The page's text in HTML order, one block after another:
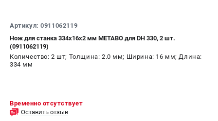
Артикул: 0911062119
Нож для станка 334x16x2 мм METABO для DH 330, 2 шт.
(0911062119)
Количество: 2 шт; Толщина: 2.0 мм; Ширина: 16 мм; Длина:
334 мм
Временно отсутствует
Оставить отзыв